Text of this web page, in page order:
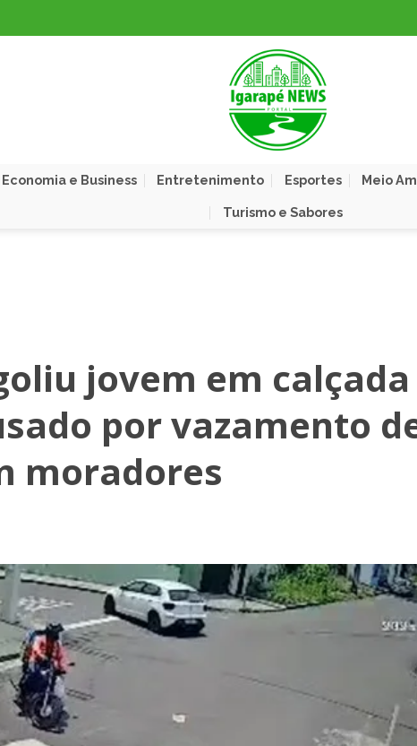
Economia e Business Entretenimento Esportes Meio
Turismo e Sabores
jovem em calçada
por vazamento
moradores